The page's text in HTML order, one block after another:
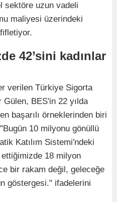
sektöre uzun vadeli
maliyesi üzerindeki
42’sini kadınlar
verilen Türkiye Sigorta
BES'in 22 yılda
başarılı örneklerinden biri
10 milyonu gönüllü
Katılım Sistemi'ndeki
ettiğimizde 18 milyon
bir rakam değil, geleceğe
göstergesi." ifadelerini